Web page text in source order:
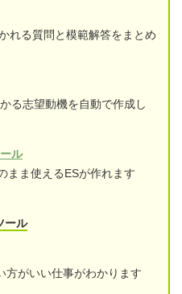
れる質問と模範解答をまとめ
る志望動機を自動で作成し
ル
まま使えるESが作れます
ール
方がいい仕事がわかります